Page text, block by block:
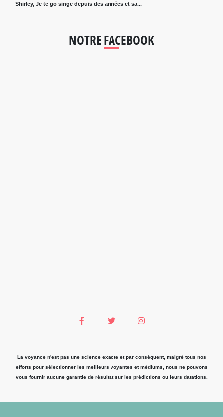
Shirley, Je te go singe depuis des années et sa...
NOTRE FACEBOOK
La voyance n'est pas une science exacte et par conséquent, malgré tous nos
efforts pour sélectionner les meilleurs voyantes et médiums, nous ne pouvons
vous fournir aucune garantie de résultat sur les prédictions ou leurs datations.